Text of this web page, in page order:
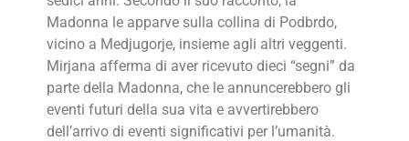
Madonna le apparve sulla collina di Podbrdo,
vicino a Medjugorje, insieme agli altri veggenti.
Mirjana afferma di aver ricevuto dieci “segni” da
parte della Madonna, che le annuncerebbero gli
eventi futuri della sua vita e avvertirebbero
dell’arrivo di eventi significativi per l’umanità.